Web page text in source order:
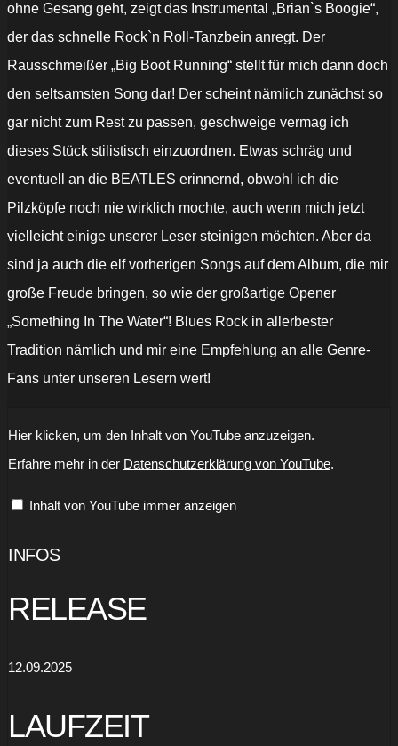
ohne Gesang geht, zeigt das Instrumental „Brian`s Boogie“,
der das schnelle Rock`n Roll-Tanzbein anregt. Der
Rausschmeißer „Big Boot Running“ stellt für mich dann doch
den seltsamsten Song dar! Der scheint nämlich zunächst so
gar nicht zum Rest zu passen, geschweige vermag ich
dieses Stück stilistisch einzuordnen. Etwas schräg und
eventuell an die BEATLES erinnernd, obwohl ich die
Pilzköpfe noch nie wirklich mochte, auch wenn mich jetzt
vielleicht einige unserer Leser steinigen möchten. Aber da
sind ja auch die elf vorherigen Songs auf dem Album, die mir
große Freude bringen, so wie der großartige Opener
„Something In The Water“! Blues Rock in allerbester
Tradition nämlich und mir eine Empfehlung an alle Genre-
Fans unter unseren Lesern wert!
Tide
BB
Bullets“
anzeigen
Hier klicken, um den Inhalt von YouTube anzuzeigen.
Erfahre mehr in der Datenschutzerklärung von YouTube.
Inhalt von YouTube immer anzeigen
INFOS
RELEASE
12.09.2025
LAUFZEIT